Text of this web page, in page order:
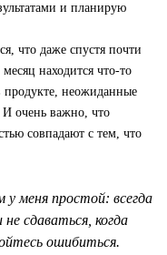
и планирую
что даже спустя почти
находится что-то
продукте, неожиданные
И очень важно, что
совпадают с тем, что
меня простой: всегда
сдаваться, когда
ошибиться.